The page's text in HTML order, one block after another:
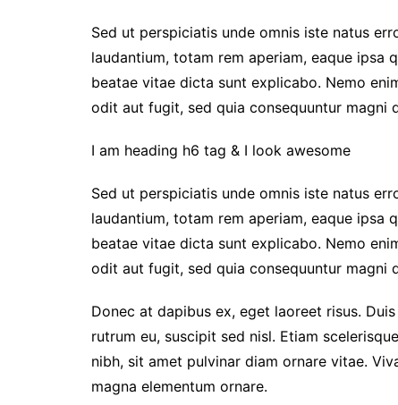
Sed ut perspiciatis unde omnis iste natus
laudantium, totam rem aperiam, eaque
beatae vitae dicta sunt explicabo. Nemo
odit aut fugit, sed quia consequuntur magni
I am heading h6 tag & I look awesome
Sed ut perspiciatis unde omnis iste natus
laudantium, totam rem aperiam, eaque
beatae vitae dicta sunt explicabo. Nemo
odit aut fugit, sed quia consequuntur magni
Donec at dapibus ex, eget laoreet risus.
rutrum eu, suscipit sed nisl. Etiam
nibh, sit amet pulvinar diam ornare vitae.
magna elementum ornare.